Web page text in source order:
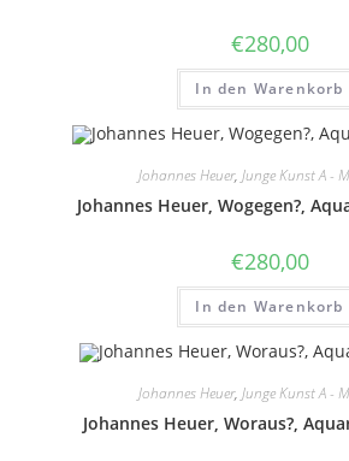
€280,00
In den Warenkorb
Johannes Heuer, Junge Kunst A - M
Johannes Heuer, Wogegen?,
€280,00
In den Warenkorb
Johannes Heuer, Junge Kunst A - M
Johannes Heuer, Woraus?,